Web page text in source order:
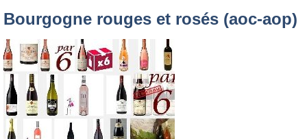
Bourgogne rouges et rosés (aoc-aop)